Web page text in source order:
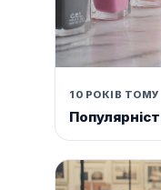
10 РОКІВ ТОМУ